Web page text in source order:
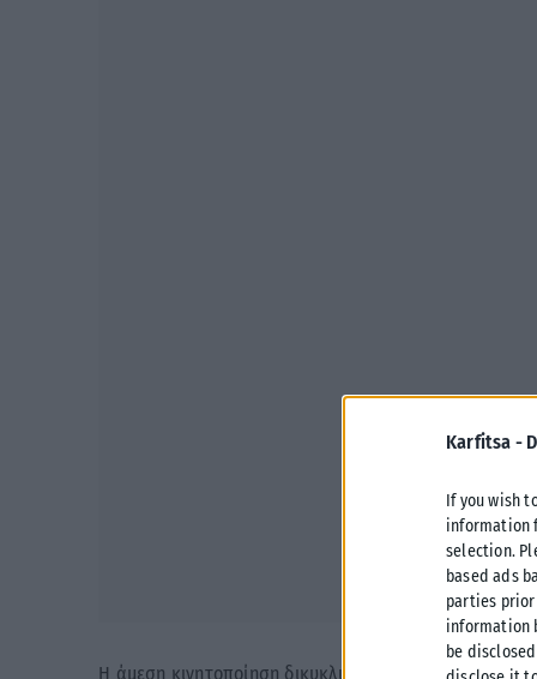
Karfitsa -
If you wish
information
selection.
based ads
parties
information
be
Η άμεση κινητοποίηση δικυκλιστών αστυνομικών